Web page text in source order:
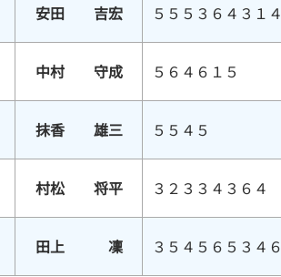
安田 吉宏 ５５５３６４３１４
中村 守成 ５６４６１５
抹香 雄三 ５５４５
村松 将平 ３２３３４３６４
田上 凜 ３５４５６５３４６